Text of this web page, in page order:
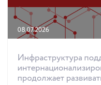
08.07.2026
Инфраструктура
продолжает